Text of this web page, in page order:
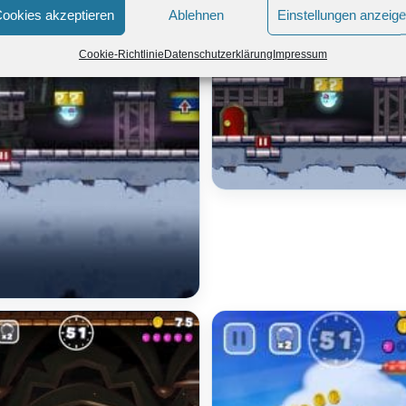
akzeptieren Ablehnen Einstellungen
Cookie-RichtlinieDatenschutzerklärungImpressum